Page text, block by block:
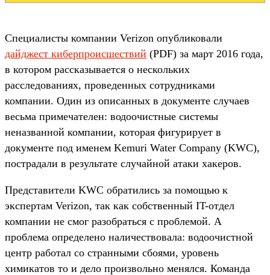
Специалисты компании Verizon опубликовали
дайджест киберпроисшествий (PDF) за март 2016 года,
в котором рассказывается о нескольких
расследованиях, проведенных сотрудниками
компании. Один из описанных в документе случаев
весьма примечателен: водоочистные системы
неназванной компании, которая фигурирует в
документе под именем Kemuri Water Company (KWC),
пострадали в результате случайной атаки хакеров.
Представители KWC обратились за помощью к
экспертам Verizon, так как собственный IT-отдел
компании не смог разобраться с проблемой. А
проблема определено наличествовала: водоочистной
центр работал со странными сбоями, уровень
химикатов то и дело произвольно менялся. Команда